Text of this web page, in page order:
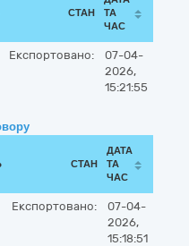
СТАН
ТА
ЧАС
Експортовано:
07-04-
2026,
15:21:55
СТАН
ДАТА
ТА
ЧАС
Експортовано:
07-04-
2026,
15:18:51